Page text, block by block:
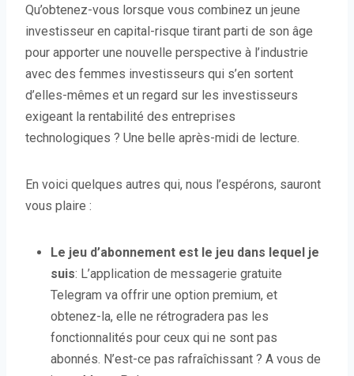
Qu’obtenez-vous lorsque vous combinez un jeune
investisseur en capital-risque tirant parti de son âge
pour apporter une nouvelle perspective à l’industrie
avec des femmes investisseurs qui s’en sortent
d’elles-mêmes et un regard sur les investisseurs
exigeant la rentabilité des entreprises
technologiques ? Une belle après-midi de lecture.
En voici quelques autres qui, nous l’espérons, sauront
vous plaire :
Le jeu d’abonnement est le jeu dans lequel je
suis: L’application de messagerie gratuite
Telegram va offrir une option premium, et
obtenez-la, elle ne rétrogradera pas les
fonctionnalités pour ceux qui ne sont pas
abonnés. N’est-ce pas rafraîchissant ? A vous de